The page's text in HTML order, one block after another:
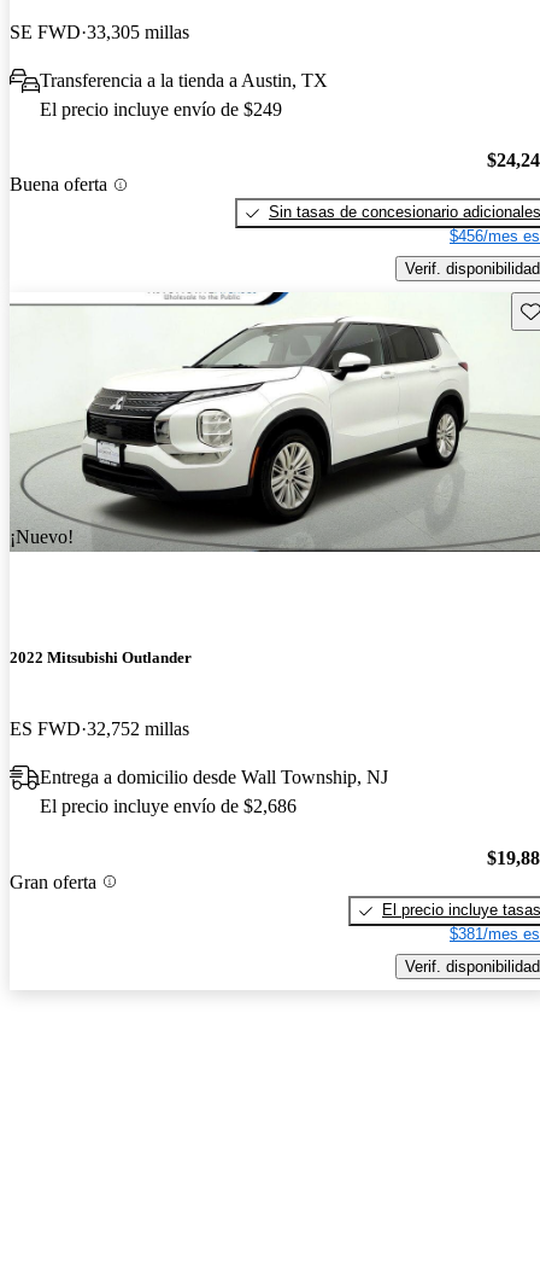
SE FWD 33,305 millas
Transferencia a la tienda a Austin, TX
El precio incluye envío de $249
Buena oferta
Sin tasas de concesionario adicionales
$456/mes
Verif. disponibilidad
¡Nuevo!
2022 Mitsubishi Outlander
ES FWD 32,752 millas
Entrega a domicilio desde Wall Township, NJ
El precio incluye envío de $2,686
Gran oferta
El precio incluye tasas
$381/mes
Verif. disponibilidad